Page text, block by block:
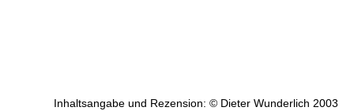
Inhaltsangabe und Rezension: © Dieter Wunderlich 2003